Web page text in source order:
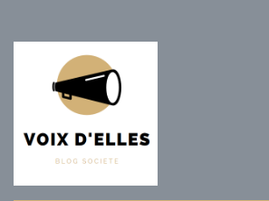
content